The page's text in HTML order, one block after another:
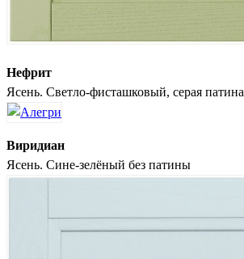
Нефрит
Ясень. Светло-фисташковый, серая патина
Виридиан
Ясень. Сине-зелёный без патины